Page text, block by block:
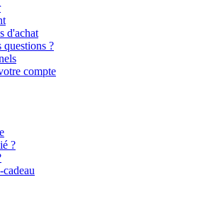
d'achat
questions ?
compte
?